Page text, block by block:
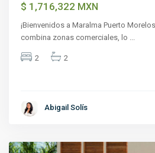
$ 1,716,322 MXN
¡Bienvenidos a Maralma Puerto
combina zonas comerciales, lo ...
2 2
Abigail Solís